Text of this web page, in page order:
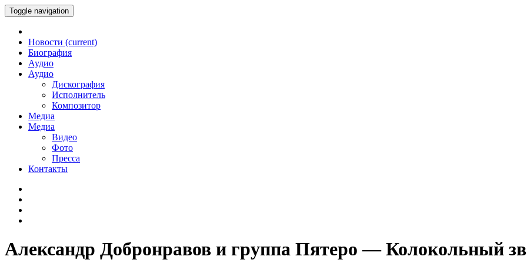
Toggle navigation
Новости (current)
Биография
Аудио
Аудио
Дискография
Исполнитель
Композитор
Медиа
Медиа
Видео
Фото
Пресса
Контакты
Александр Добронравов и группа Пятеро — Колокольный